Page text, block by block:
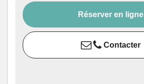
Réserver en ligne
Contacter